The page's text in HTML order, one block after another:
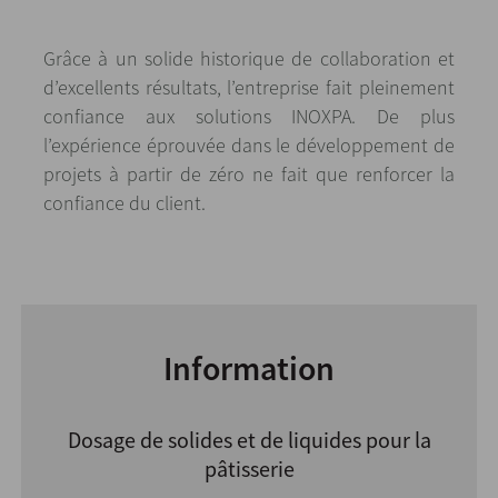
Grâce à un solide historique de collaboration et
d’excellents résultats, l’entreprise fait pleinement
confiance aux solutions INOXPA. De plus
l’expérience éprouvée dans le développement de
projets à partir de zéro ne fait que renforcer la
confiance du client.
Information
Dosage de solides et de liquides pour la
pâtisserie